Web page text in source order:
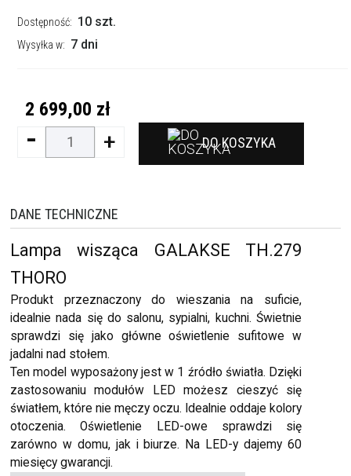
Dostępność: 10 szt.
Wysyłka w: 7 dni
2 699,00 zł
- + DO KOSZYKA
DANE TECHNICZNE
Lampa wisząca GALAKSE TH.279
THORO
Produkt przeznaczony do wieszania na suficie,
idealnie nada się do salonu, sypialni, kuchni. Świetnie
sprawdzi się jako główne oświetlenie sufitowe w
jadalni nad stołem.
Ten model wyposażony jest w 1 źródło światła. Dzięki
zastosowaniu modułów LED możesz cieszyć się
światłem, które nie męczy oczu. Idealnie oddaje kolory
otoczenia. Oświetlenie LED-owe sprawdzi się
zarówno w domu, jak i biurze. Na LED-y dajemy 60
miesięcy gwarancji.